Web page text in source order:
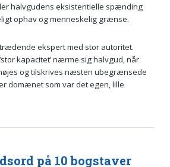
halvgudens eksistentielle spænding
ophav og menneskelig grænse.
ekspert med stor autoritet.
kapacitet’ nærme sig halvgud, når
og tilskrives næsten ubegrænsede
domænet som var det egen, lille
på 10 bogstaver